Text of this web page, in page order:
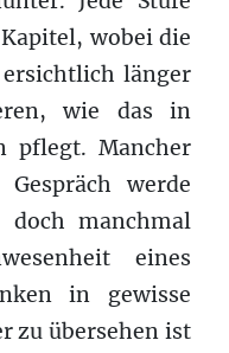
wobei die
länger
wie das in
pflegt. Mancher
werde
manchmal
eines
in gewisse
zu übersehen ist